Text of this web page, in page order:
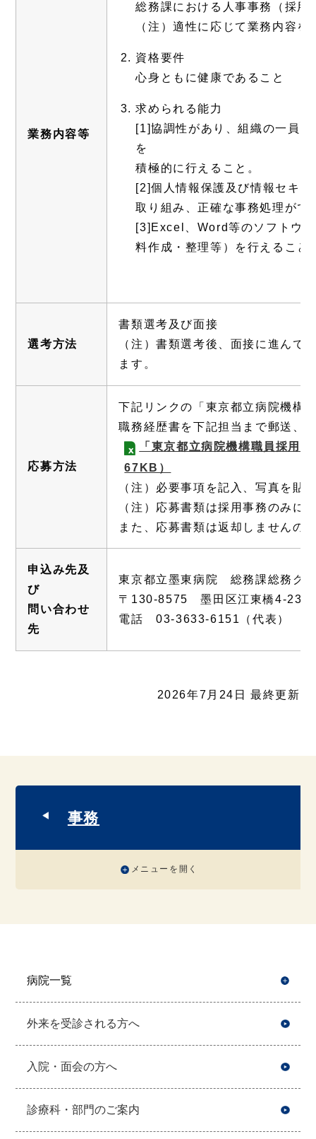
業務内容等
総務課における人事事務（採
（注）適性に応じて業務内容を
資格要件
心身ともに健康であること
求められる能力
[1]協調性があり、組織の一員
を
積極的に行えること。
[2]個人情報保護及び情報セキ
取り組み、正確な事務処理がで
[3]Excel、Word等のソフトウ
料作成・整理等）を行えること
選考方法
書類選考及び面接
（注）書類選考後、面接に進んで
ます。
応募方法
下記リンクの「東京都立病院機構
職務経歴書を下記担当まで郵送、
「東京都立病院機構職員採用
67KB）
（注）必要事項を記入、写真を貼
（注）応募書類は採用事務のみに
また、応募書類は返却しませんの
申込み先及
び
問い合わせ
先
東京都立墨東病院 総務課総務グ
〒130-8575 墨田区江東橋4-23-
電話 03-3633-6151（代表）
2026年7月24日 最終更新
事務
メニューを開く
病院一覧
外来を受診される方へ
入院・面会の方へ
診療科・部門のご案内